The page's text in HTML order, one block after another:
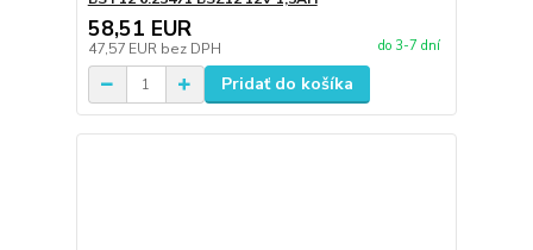
58,51 EUR
47,57 EUR bez DPH do 3-7 dní
Pridať do košíka